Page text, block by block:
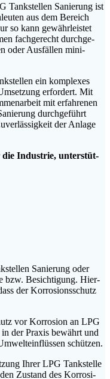
Tank­stel­len Sanie­rung ist
aus dem Bereich
so kann gewähr­leis­tet
fach­ge­recht durch­ge­
oder Aus­fäl­len mini­
ein kom­ple­xes
erfor­dert. Mit
mit erfah­re­nen
durch­ge­führt
der Anla­ge
die Indus­trie, unter­stüt­
Sanie­rung oder
bzw. Besich­ti­gung. Hier­
der Kor­ro­si­ons­schutz
vor Kor­ro­si­on an LPG
der Pra­xis bewährt und
schützen.
Ihrer LPG Tank­stel­le
den Zustand des Kor­ro­si­